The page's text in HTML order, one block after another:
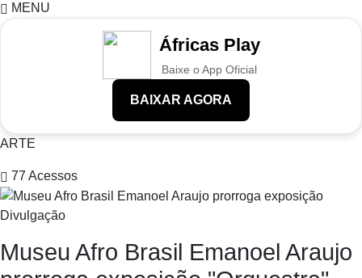
MENU
Áfricas Play
Baixe o App Oficial
BAIXAR AGORA
ARTE
77 Acessos
Divulgação
Museu Afro Brasil Emanoel Araujo